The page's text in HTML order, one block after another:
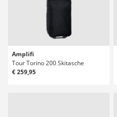
Amplifi
Tour Torino 200 Skitasche
€ 259,95